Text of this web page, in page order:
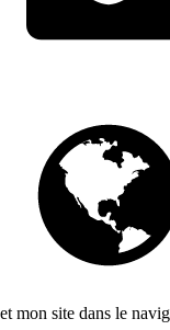
mon site dans le